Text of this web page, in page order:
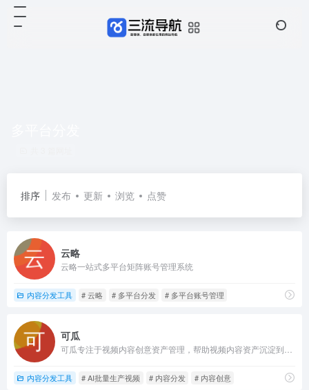
排序 发布 更新 浏览 点赞
云略
云略一站式多平台矩阵账号管理系统
内容分发工具 # 云略 # 多平台分发 # 多平台账号管理
可瓜
内容分发工具 # AI批量生产视频 # 内容分发 # 内容创意